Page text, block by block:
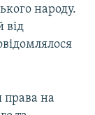
народу.
від
на